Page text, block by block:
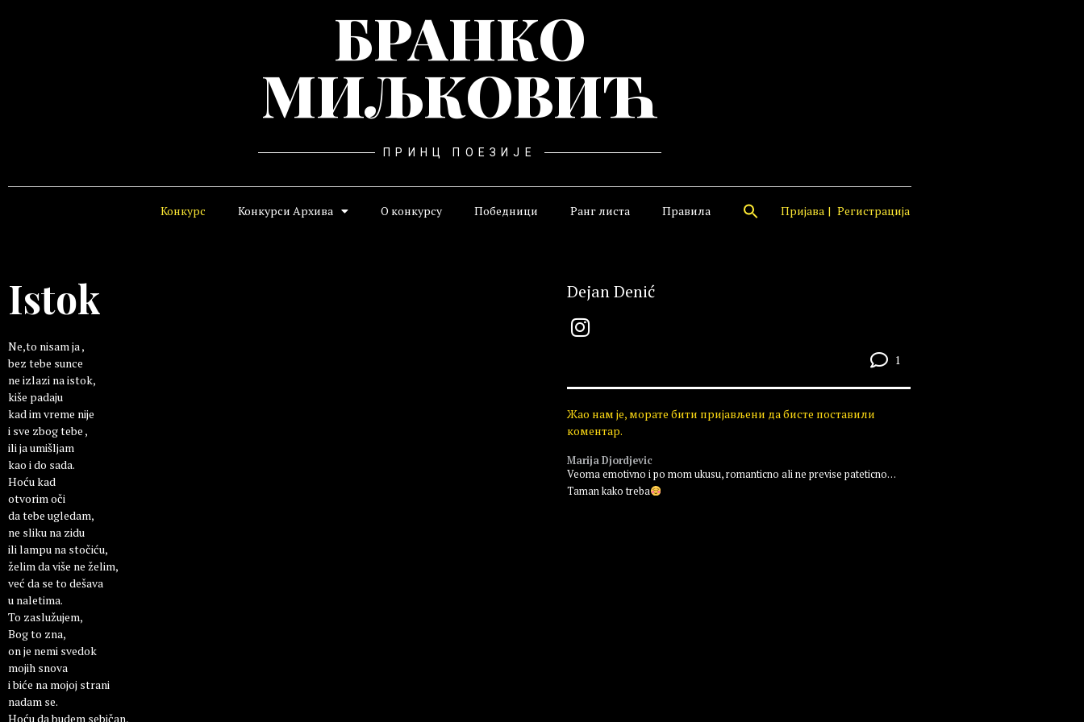
БРАНКО
МИЉКОВИЋ
ПРИНЦ ПОЕЗИЈЕ
Конкурс Конкурси Архива О конкурсу Победници Ранг листа Правила Пријава Регистрација
Istok
Ne,to nisam ja ,
bez tebe sunce
ne izlazi na istok,
kiše padaju
kad im vreme nije
i sve zbog tebe ,
ili ja umišljam
kao i do sada.
Hoću kad
otvorim oči
da tebe ugledam,
ne sliku na zidu
ili lampu na stočiću,
želim da više ne želim,
već da se to dešava
u naletima.
To zaslužujem,
Bog to zna,
on je nemi svedok
mojih snova
i biće na mojoj strani
nadam se.
Hoću da budem sebičan,
Dejan Denić
1
Жао нам је, морате бити пријављени да бисте поставили
коментар.
Marija Djordjevic
Veoma emotivno i po mom ukusu, romanticno ali ne previse pateticno…
Taman kako treba